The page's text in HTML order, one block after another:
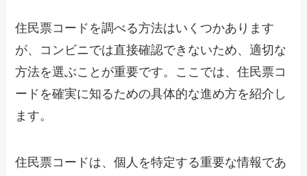
住民票コードを調べる方法はいくつかあります
が、コンビニでは直接確認できないため、適切な
方法を選ぶことが重要です。ここでは、住民票コ
ードを確実に知るための具体的な進め方を紹介し
ます。
住民票コードは、個人を特定する重要な情報であ